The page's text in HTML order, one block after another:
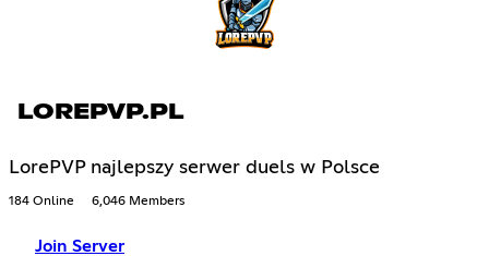
LOREPVP.PL
LorePVP najlepszy serwer duels w Polsce
184 Online 6,046 Members
Join Server